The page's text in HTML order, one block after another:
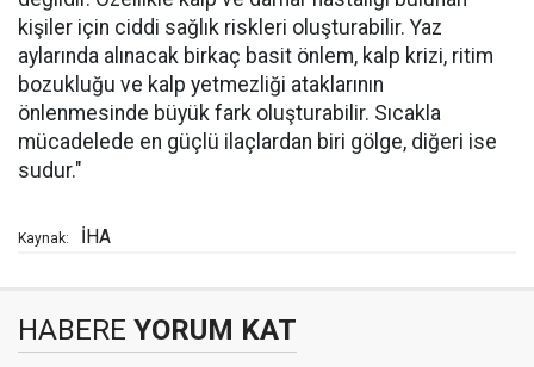
kişiler için ciddi sağlık riskleri oluşturabilir. Yaz
aylarında alınacak birkaç basit önlem, kalp krizi, ritim
bozukluğu ve kalp yetmezliği ataklarının
önlenmesinde büyük fark oluşturabilir. Sıcakla
mücadelede en güçlü ilaçlardan biri gölge, diğeri ise
sudur."
Kaynak: İHA
HABERE YORUM KAT